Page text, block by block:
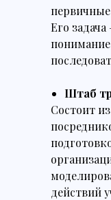
Его
Штаб
Состоит
действий